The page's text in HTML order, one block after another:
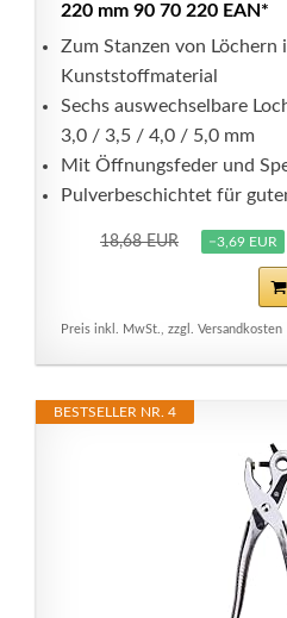
220 mm 90 70 220 EAN*
Zum Stanzen von Löchern
Kunststoffmaterial
Sechs auswechselbare
3,0 / 3,5 / 4,0 / 5,0 mm
Mit Öffnungsfeder und
Pulverbeschichtet für
18,68 EUR −3,69 EUR
Preis inkl. MwSt., zzgl. Versandkosten
BESTSELLER NR. 4